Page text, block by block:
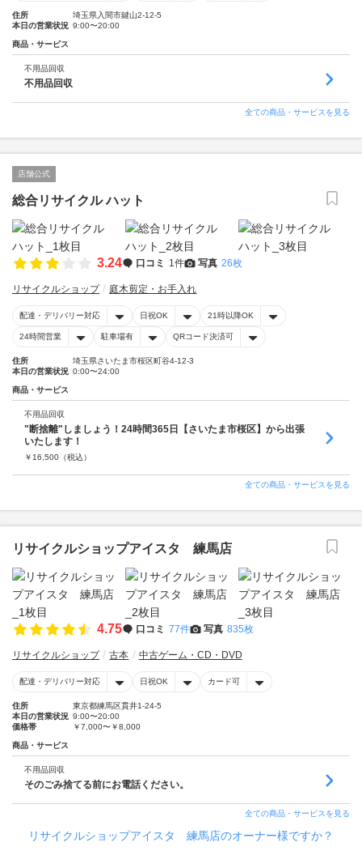
住所
埼玉県入間市鍵山2-12-5
本日の営業状況 9:00〜20:00
商品・サービス
不用品回収
不用品回収
全ての商品・サービスを見る
店舗公式
総合リサイクル ハット
3.24 口コミ 1件 写真 26枚
リサイクルショップ 庭木剪定・お手入れ
配達・デリバリー対応 日祝OK 21時以降OK
24時間営業 駐車場有 QRコード決済可
住所
埼玉県さいたま市桜区町谷4-12-3
本日の営業状況 0:00〜24:00
商品・サービス
不用品回収
"断捨離"しましょう！24時間365日【さいたま市桜区】から出張
いたします！
￥ 16,500 （税込）
全ての商品・サービスを見る
リサイクルショップアイスタ 練馬店
4.75 口コミ 77件 写真 835枚
リサイクルショップ 古本 中古ゲーム・CD・DVD
配達・デリバリー対応 日祝OK カード可
住所
東京都練馬区貫井1-24-5
本日の営業状況 9:00〜20:00
価格帯
￥7,000〜￥8,000
商品・サービス
不用品回収
そのごみ捨てる前にお電話ください。
全ての商品・サービスを見る
リサイクルショップアイスタ 練馬店のオーナー様ですか？